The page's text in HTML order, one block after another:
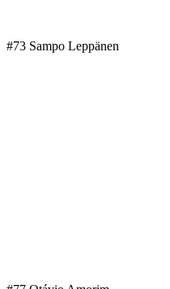
#73 Sampo Leppänen